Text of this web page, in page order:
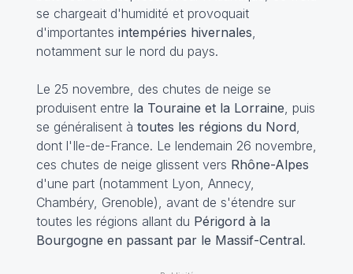
se chargeait d'humidité et provoquait
d'importantes intempéries hivernales
notamment sur le nord du pays.
Le 25 novembre, des chutes de neige se
produisent entre la Touraine et la Lorraine , puis
se généralisent à toutes les régions du Nord
dont l'Ile-de-France. Le lendemain 26 novembre,
ces chutes de neige glissent vers Rhône-Alpes
d'une part (notamment Lyon, Annecy,
Chambéry, Grenoble), avant de s'étendre sur
toutes les régions allant du Périgord à la
Bourgogne en passant par le Massif-Central.